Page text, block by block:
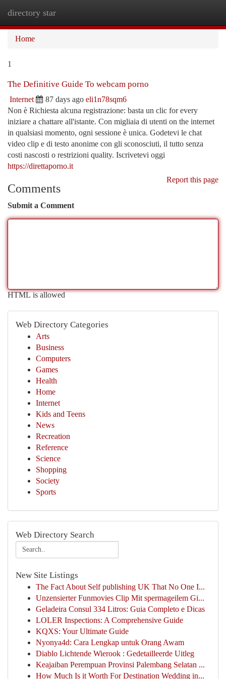
directory star
Home
1
The Definitive Guide To webcam porno
Internet 87 days ago eli1n78sqm6
Non è Richiesta alcuna registrazione: basta un clic for every
iniziare a chattare all'istante. Con migliaia di utenti on the internet
in qualsiasi momento, ogni sessione è unica. Godetevi le chat
video clip e di testo anonime con gli sconosciuti, il tutto senza
costi nascosti o restrizioni quality. Iscrivetevi oggi
https://direttaporno.it
Report this page
Comments
Submit a Comment
HTML is allowed
Web Directory Categories
Arts
Business
Computers
Games
Health
Home
Internet
Kids and Teens
News
Recreation
Reference
Science
Shopping
Society
Sports
Web Directory Search
New Site Listings
The Fact About Self publishing UK That No One I...
Unzensierter Funmovies Clip Mit spermageilem Gi...
Geladeira Consul 334 Litros: Guia Completo e Dicas
LOLER Inspections: A Comprehensive Guide
KQXS: Your Ultimate Guide
Nyonya4d: Cara Lengkap untuk Orang Awam
Diablo Lichtende Wierook : Gedetailleerde Uitleg
Keajaiban Perempuan Provinsi Palembang Selatan ...
How Much Is it Worth For Destination Wedding in...